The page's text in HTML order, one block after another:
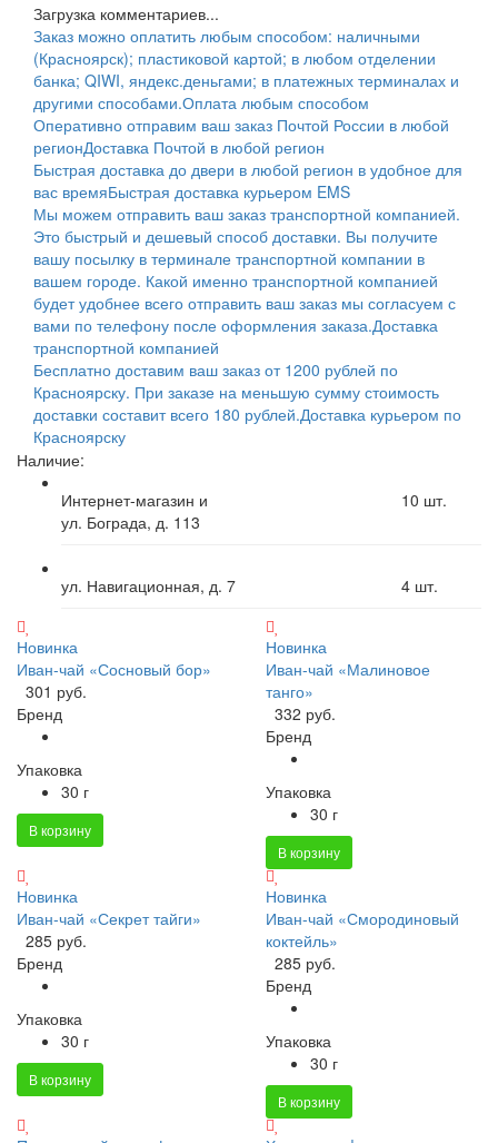
Загрузка комментариев...
Заказ можно оплатить любым способом: наличными
(Красноярск); пластиковой картой; в любом отделении
банка; QIWI, яндекс.деньгами; в платежных терминалах и
другими способами.Оплата любым способом
Оперативно отправим ваш заказ Почтой России в любой
регионДоставка Почтой в любой регион
Быстрая доставка до двери в любой регион в удобное для
вас времяБыстрая доставка курьером EMS
Мы можем отправить ваш заказ транспортной компанией.
Это быстрый и дешевый способ доставки. Вы получите
вашу посылку в терминале транспортной компании в
вашем городе. Какой именно транспортной компанией
будет удобнее всего отправить ваш заказ мы согласуем с
вами по телефону после оформления заказа.Доставка
транспортной компанией
Бесплатно доставим ваш заказ от 1200 рублей по
Красноярску. При заказе на меньшую сумму стоимость
доставки составит всего 180 рублей.Доставка курьером по
Красноярску
Наличие:
Интернет-магазин и
ул. Бограда, д. 113
10 шт.
ул. Навигационная, д. 7 4 шт.
Новинка
Иван-чай «Сосновый бор»
301 руб.
Бренд
Упаковка
30 г
В корзину
Новинка
Иван-чай «Малиновое
танго»
332 руб.
Бренд
Упаковка
30 г
В корзину
Новинка
Иван-чай «Секрет тайги»
285 руб.
Бренд
Упаковка
30 г
В корзину
Новинка
Иван-чай «Смородиновый
коктейль»
285 руб.
Бренд
Упаковка
30 г
В корзину